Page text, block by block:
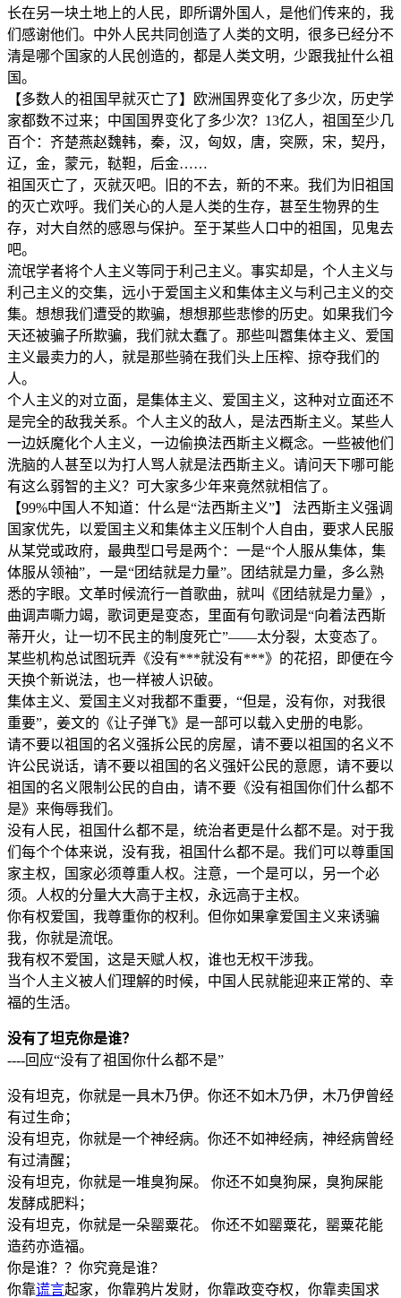
长在另一块土地上的人民，即所谓外国人，是他们传来的，我
们感谢他们。中外人民共同创造了人类的文明，很多已经分不
清是哪个国家的人民创造的，都是人类文明，少跟我扯什么祖
国。
【多数人的祖国早就灭亡了】欧洲国界变化了多少次，历史学
家都数不过来；中国国界变化了多少次？13亿人，祖国至少几
百个：齐楚燕赵魏韩，秦，汉，匈奴，唐，突厥，宋，契丹，
辽，金，蒙元，鞑靼，后金……
祖国灭亡了，灭就灭吧。旧的不去，新的不来。我们为旧祖国
的灭亡欢呼。我们关心的人是人类的生存，甚至生物界的生
存，对大自然的感恩与保护。至于某些人口中的祖国，见鬼去
吧。
流氓学者将个人主义等同于利己主义。事实却是，个人主义与
利己主义的交集，远小于爱国主义和集体主义与利己主义的交
集。想想我们遭受的欺骗，想想那些悲惨的历史。如果我们今
天还被骗子所欺骗，我们就太蠢了。那些叫嚣集体主义、爱国
主义最卖力的人，就是那些骑在我们头上压榨、掠夺我们的
人。
个人主义的对立面，是集体主义、爱国主义，这种对立面还不
是完全的敌我关系。个人主义的敌人，是法西斯主义。某些人
一边妖魔化个人主义，一边偷换法西斯主义概念。一些被他们
洗脑的人甚至以为打人骂人就是法西斯主义。请问天下哪可能
有这么弱智的主义？可大家多少年来竟然就相信了。
【99%中国人不知道：什么是“法西斯主义”】 法西斯主义强调
国家优先，以爱国主义和集体主义压制个人自由，要求人民服
从某党或政府，最典型口号是两个：一是“个人服从集体，集
体服从领袖”，一是“团结就是力量”。团结就是力量，多么熟
悉的字眼。文革时候流行一首歌曲，就叫《团结就是力量》，
曲调声嘶力竭，歌词更是变态，里面有句歌词是“向着法西斯
蒂开火，让一切不民主的制度死亡”——太分裂，太变态了。
某些机构总试图玩弄《没有***就没有***》的花招，即便在今
天换个新说法，也一样被人识破。
集体主义、爱国主义对我都不重要，“但是，没有你，对我很
重要”，姜文的《让子弹飞》是一部可以载入史册的电影。
请不要以祖国的名义强拆公民的房屋，请不要以祖国的名义不
许公民说话，请不要以祖国的名义强奸公民的意愿，请不要以
祖国的名义限制公民的自由，请不要《没有祖国你们什么都不
是》来侮辱我们。
没有人民，祖国什么都不是，统治者更是什么都不是。对于我
们每个个体来说，没有我，祖国什么都不是。我们可以尊重国
家主权，国家必须尊重人权。注意，一个是可以，另一个必
须。人权的分量大大高于主权，永远高于主权。
你有权爱国，我尊重你的权利。但你如果拿爱国主义来诱骗
我，你就是流氓。
我有权不爱国，这是天赋人权，谁也无权干涉我。
当个人主义被人们理解的时候，中国人民就能迎来正常的、幸
福的生活。
没有了坦克你是谁？
----回应“没有了祖国你什么都不是”
没有坦克，你就是一具木乃伊。你还不如木乃伊，木乃伊曾经
有过生命；
没有坦克，你就是一个神经病。你还不如神经病，神经病曾经
有过清醒；
没有坦克，你就是一堆臭狗屎。 你还不如臭狗屎，臭狗屎能
发酵成肥料；
没有坦克，你就是一朵罂粟花。 你还不如罂粟花，罂粟花能
造药亦造福。
你是谁？？你究竟是谁？
你靠谎言起家，你靠鸦片发财，你靠政变夺权，你靠卖国求